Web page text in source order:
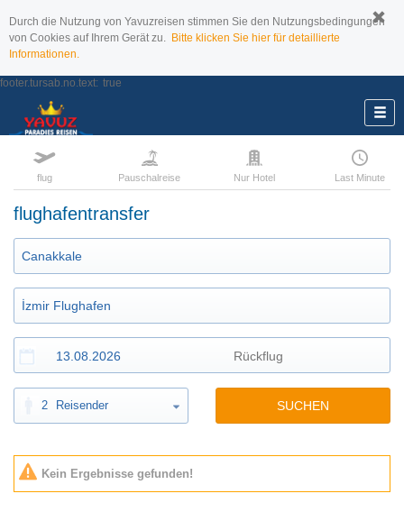
Durch die Nutzung von Yavuzreisen stimmen Sie den Nutzungsbedingungen
von Cookies auf Ihrem Gerät zu. Bitte klicken Sie hier für detaillierte
Informationen.
footer.tursab.no.text: true
flug Pauschalreise Nur Hotel Last Minute
flughafentransfer
2 Reisender SUCHEN
Kein Ergebnisse gefunden!